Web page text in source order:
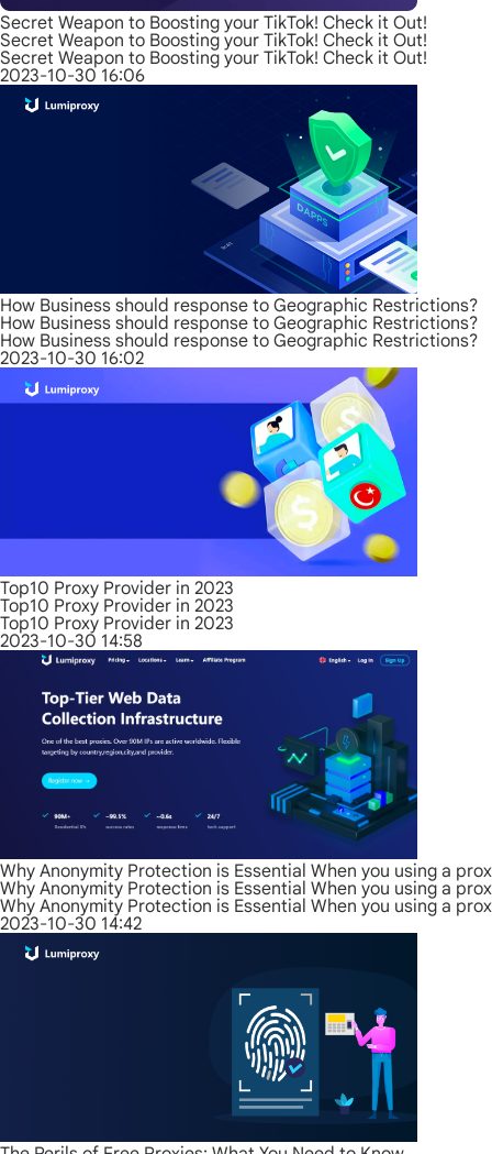
Secret Weapon to Boosting your TikTok! Check it Out!
Secret Weapon to Boosting your TikTok! Check it Out!
Secret Weapon to Boosting your TikTok! Check it Out!
2023-10-30 16:06
How Business should response to Geographic Restrictions?
How Business should response to Geographic Restrictions?
How Business should response to Geographic Restrictions?
2023-10-30 16:02
Top10 Proxy Provider in 2023
Top10 Proxy Provider in 2023
Top10 Proxy Provider in 2023
2023-10-30 14:58
Why Anonymity Protection is Essential When you using a
Why Anonymity Protection is Essential When you using a
Why Anonymity Protection is Essential When you using a
2023-10-30 14:42